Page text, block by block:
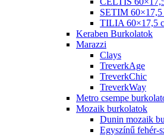
SETIM 60×17,5
TILIA 60×17,5
Keraben Burkolatok
Marazzi
Clays
TreverkAge
TreverkChic
TreverkWay
Metro csempe
Mozaik burkolatok
Dunin mozaik
Egyszínű fehér-